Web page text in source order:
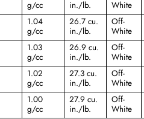
g/cc
in./lb.
White
1.04
g/cc
26.7 cu.
in./lb.
Off-
White
1.03
g/cc
26.9 cu.
in./lb.
Off-
White
1.02
g/cc
27.3 cu.
in./lb.
Off-
White
1.00
g/cc
27.9 cu.
in./lb.
Off-
White